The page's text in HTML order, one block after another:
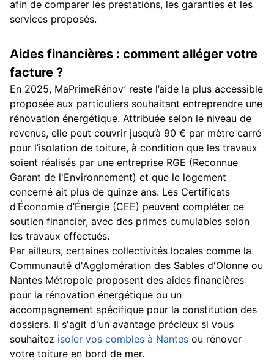
afin de comparer les prestations, les garanties et les
services proposés.
Aides financières : comment alléger votre
facture ?
En 2025, MaPrimeRénov’ reste l’aide la plus accessible
proposée aux particuliers souhaitant entreprendre une
rénovation énergétique. Attribuée selon le niveau de
revenus, elle peut couvrir jusqu’à 90 € par mètre carré
pour l’isolation de toiture, à condition que les travaux
soient réalisés par une entreprise RGE (Reconnue
Garant de l'Environnement) et que le logement
concerné ait plus de quinze ans. Les Certificats
d’Économie d’Énergie (CEE) peuvent compléter ce
soutien financier, avec des primes cumulables selon
les travaux effectués.
Par ailleurs, certaines collectivités locales comme la
Communauté d'Agglomération des Sables d'Olonne ou
Nantes Métropole proposent des aides financières
pour la rénovation énergétique ou un
accompagnement spécifique pour la constitution des
dossiers. Il s'agit d'un avantage précieux si vous
souhaitez isoler vos combles à Nantes ou rénover
votre toiture en bord de mer.